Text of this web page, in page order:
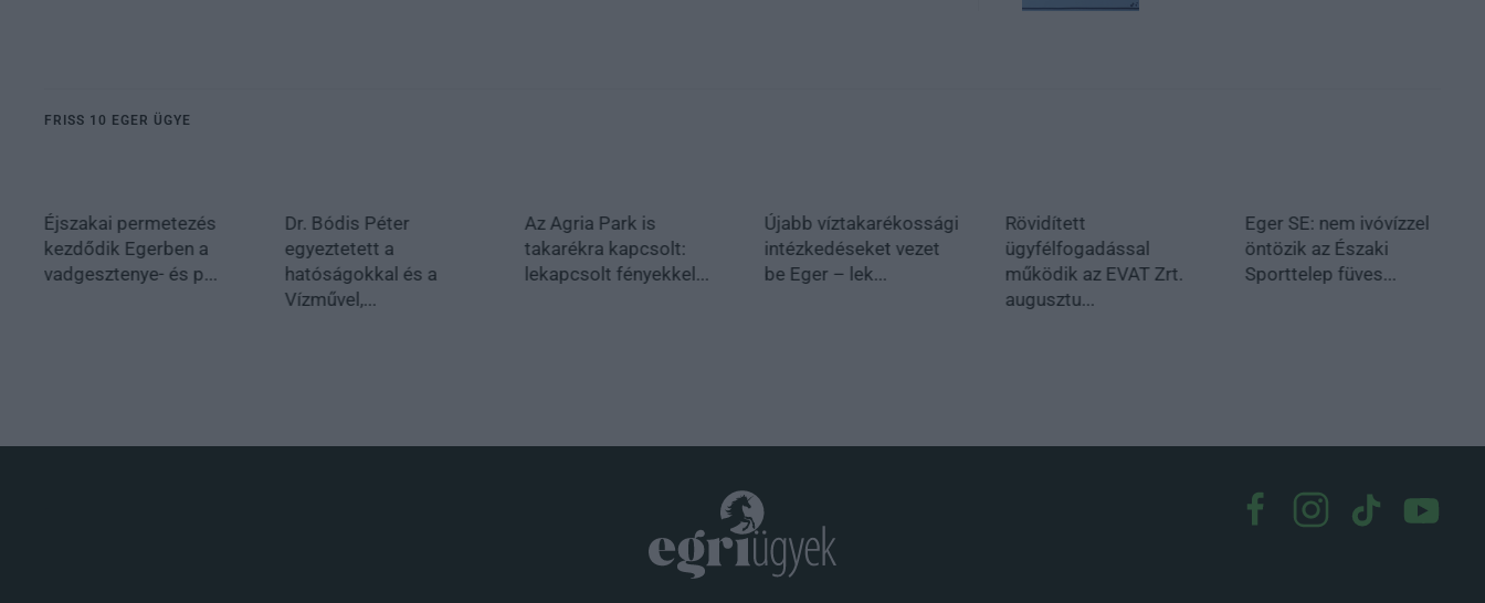
FRISS 10 EGER ÜGYE
Éjszakai permetezés
kezdődik Egerben a
vadgesztenye- és p...
Dr. Bódis Péter
egyeztetett a
hatóságokkal és a
Vízművel,...
Az Agria Park is
takarékra kapcsolt:
lekapcsolt fényekkel...
Újabb víztakarékossági
intézkedéseket vezet
be Eger – lek...
Rövidített
ügyfélfogadással
működik az EVAT Zrt.
augusztu...
Eger SE: nem ivóvízzel
öntözik az Északi
Sporttelep füves...